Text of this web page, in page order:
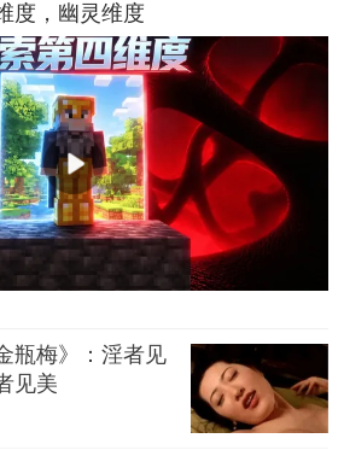
度，幽灵维度
瓶梅》：淫者见
见美